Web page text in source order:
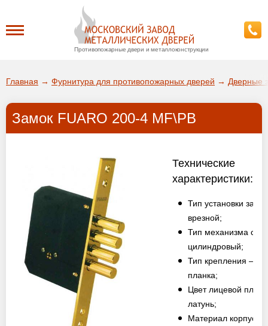
Противопожарные двери и металлоконструкции
ДА!
О заводе
Покупателям
Галерея
Оптовикам
Главная → Фурнитура для противопожарных дверей → Дверные
Замок FUARO 200-4 MF\РВ
Технические
характеристики:
Тип установки замк
врезной;
Тип механизма
цилиндровый;
Тип крепления –
планка;
Цвет лицевой
латунь;
Материал корпуса